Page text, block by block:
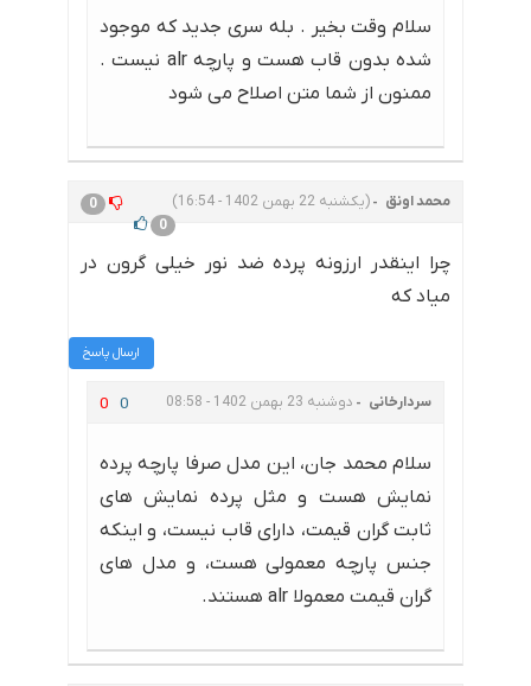
سلام وقت بخیر . بله سری جدید که موجود
شده بدون قاب هست و پارچه alr نیست .
ممنون از شما متن اصلاح می شود
محمد اونق (یکشنبه 22 بهمن 1402 - 16:54)
0
0
چرا اینقدر ارزونه پرده ضد نور خیلی گرون در
میاد که
ارسال پاسخ
سردارخانی دوشنبه 23 بهمن 1402 - 08:58 0 0
سلام محمد جان، این مدل صرفا پارچه پرده
نمایش هست و مثل پرده نمایش های
ثابت گران قیمت، دارای قاب نیست، و اینکه
جنس پارچه معمولی هست، و مدل های
گران قیمت معمولا alr هستند.